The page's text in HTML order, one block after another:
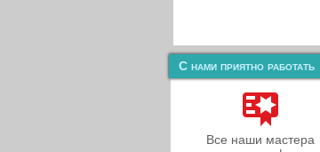
С нами приятно работать
Все наши мастера